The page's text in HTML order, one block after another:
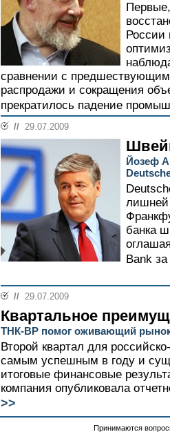
сравнении с
распродажи и сокращения
прекратилось падение
// 29.07.2009
Йозеф
лишней
банка
Bank
// 29.07.2009
Квартальное
ТНК-ВР помог оживающий
Второй квартал для
самым успешным в году и
итоговые финансовые
компания опубликовала
>>
Принимаются